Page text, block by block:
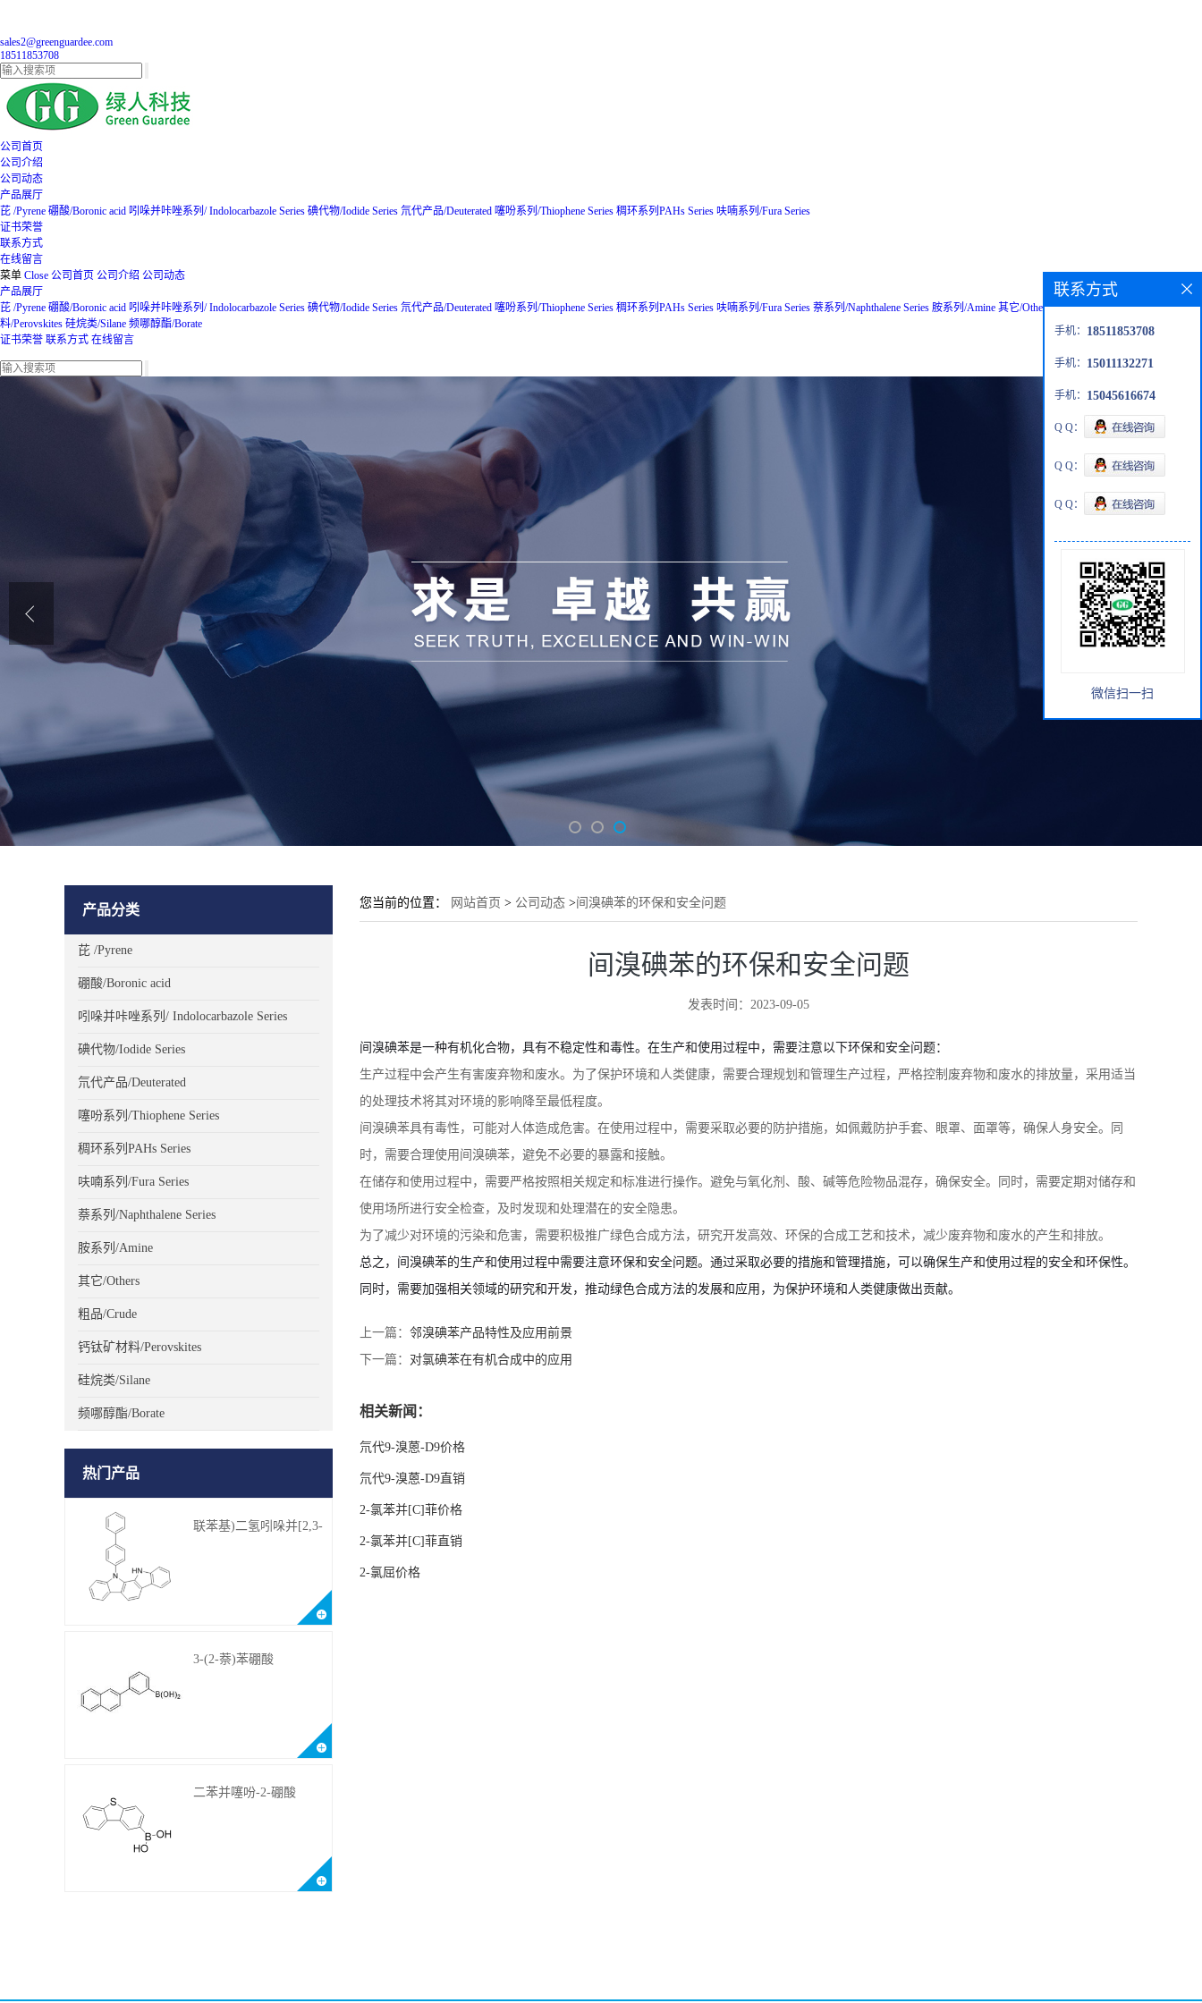
sales2@greenguardee.com
18511853708
公司首页
公司介绍
公司动态
产品展厅
芘 /Pyrene 硼酸/Boronic acid 吲哚并咔唑系列/ Indolocarbazole Series 碘代物/Iodide Series 氘代产品/Deuterated 噻吩系列/Thiophene Series 稠环系列PAHs Series 呋喃系列/Fura Series
证书荣誉
联系方式
在线留言
菜单 Close 公司首页 公司介绍 公司动态
产品展厅
芘 /Pyrene 硼酸/Boronic acid 吲哚并咔唑系列/ Indolocarbazole Series 碘代物/Iodide Series 氘代产品/Deuterated 噻吩系列/Thiophene Series 稠环系列PAHs Series 呋喃系列/Fura Series 萘系列/Naphthalene Series 胺系列/Amine 其它/Others 粗品/Crude 钙钛矿材
料/Perovskites 硅烷类/Silane 频哪醇酯/Borate
证书荣誉 联系方式 在线留言
产品分类
芘 /Pyrene
硼酸/Boronic acid
吲哚并咔唑系列/ Indolocarbazole Series
碘代物/Iodide Series
氘代产品/Deuterated
噻吩系列/Thiophene Series
稠环系列PAHs Series
呋喃系列/Fura Series
萘系列/Naphthalene Series
胺系列/Amine
其它/Others
粗品/Crude
钙钛矿材料/Perovskites
硅烷类/Silane
频哪醇酯/Borate
热门产品
联苯基)二氢吲哚并[2,3-
3-(2-萘)苯硼酸
二苯并噻吩-2-硼酸
您当前的位置： 网站首页 > 公司动态 >间溴碘苯的环保和安全问题
间溴碘苯的环保和安全问题
发表时间：2023-09-05
间溴碘苯是一种有机化合物，具有不稳定性和毒性。在生产和使用过程中，需要注意以下环保和安全问题：
生产过程中会产生有害废弃物和废水。为了保护环境和人类健康，需要合理规划和管理生产过程，严格控制废弃物和废水的排放量，采用适当
的处理技术将其对环境的影响降至最低程度。
间溴碘苯具有毒性，可能对人体造成危害。在使用过程中，需要采取必要的防护措施，如佩戴防护手套、眼罩、面罩等，确保人身安全。同
时，需要合理使用间溴碘苯，避免不必要的暴露和接触。
在储存和使用过程中，需要严格按照相关规定和标准进行操作。避免与氧化剂、酸、碱等危险物品混存，确保安全。同时，需要定期对储存和
使用场所进行安全检查，及时发现和处理潜在的安全隐患。
为了减少对环境的污染和危害，需要积极推广绿色合成方法，研究开发高效、环保的合成工艺和技术，减少废弃物和废水的产生和排放。
总之，间溴碘苯的生产和使用过程中需要注意环保和安全问题。通过采取必要的措施和管理措施，可以确保生产和使用过程的安全和环保性。
同时，需要加强相关领域的研究和开发，推动绿色合成方法的发展和应用，为保护环境和人类健康做出贡献。
上一篇： 邻溴碘苯产品特性及应用前景
下一篇： 对氯碘苯在有机合成中的应用
相关新闻：
氘代9-溴蒽-D9价格
氘代9-溴蒽-D9直销
2-氯苯并[C]菲价格
2-氯苯并[C]菲直销
2-氯屈价格
联系方式
手机： 18511853708
手机： 15011132271
手机： 15045616674
Q Q：
Q Q：
Q Q：
微信扫一扫